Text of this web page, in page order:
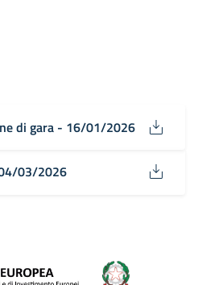
di gara - 16/01/2026
03/2026